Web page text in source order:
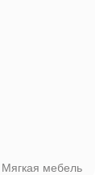
Мягкая мебель